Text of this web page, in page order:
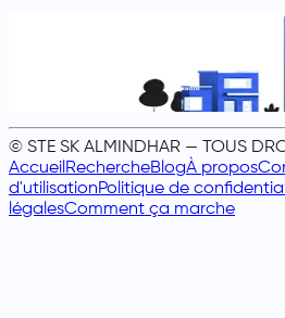
© STE SK ALMINDHAR — TOUS
AccueilRechercheBlogÀ propos
d'utilisationPolitique de
légalesComment ça marche